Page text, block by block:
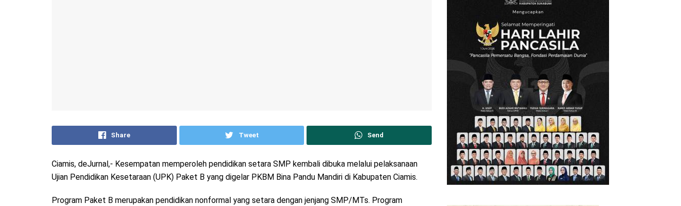
Share Tweet Send
Ciamis, deJurnal,- Kesempatan memperoleh pendidikan setara SMP kembali dibuka melalui pelaksanaan
Ujian Pendidikan Kesetaraan (UPK) Paket B yang digelar PKBM Bina Pandu Mandiri di Kabupaten Ciamis.
Program Paket B merupakan pendidikan nonformal yang setara dengan jenjang SMP/MTs. Program